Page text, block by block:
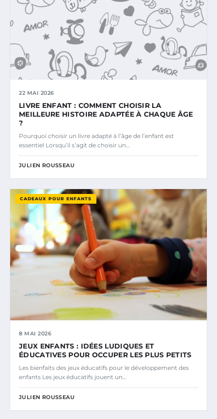
22 MAI 2026
LIVRE ENFANT : COMMENT CHOISIR LA
MEILLEURE HISTOIRE ADAPTÉE À CHAQUE ÂGE
?
Pourquoi choisir un livre adapté à l’âge de l’enfant est
essentiel Lorsqu’il s’agit de choisir un…
JULIEN ROUSSEAU
CADEAUX POUR ENFANTS
8 MAI 2026
JEUX ENFANTS : IDÉES LUDIQUES ET
ÉDUCATIVES POUR OCCUPER LES PLUS PETITS
Les bienfaits des jeux éducatifs pour le développement des
enfants Les jeux éducatifs jouent un…
JULIEN ROUSSEAU